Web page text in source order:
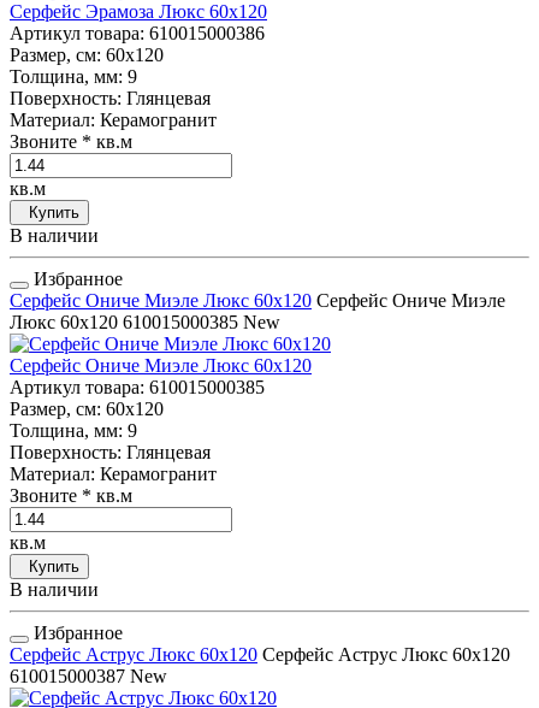
Серфейс Эрамоза Люкс 60x120
Артикул товара: 610015000386
Размер, см: 60x120
Толщина, мм: 9
Поверхность: Глянцевая
Материал: Керамогранит
Звоните * кв.м
кв.м
Купить
В наличии
Избранное
Серфейс Ониче Миэле Люкс 60x120 Серфейс Ониче Миэле
Люкс 60x120 610015000385 New
Серфейс Ониче Миэле Люкс 60x120
Артикул товара: 610015000385
Размер, см: 60x120
Толщина, мм: 9
Поверхность: Глянцевая
Материал: Керамогранит
Звоните * кв.м
кв.м
Купить
В наличии
Избранное
Серфейс Аструс Люкс 60x120 Серфейс Аструс Люкс 60x120
610015000387 New